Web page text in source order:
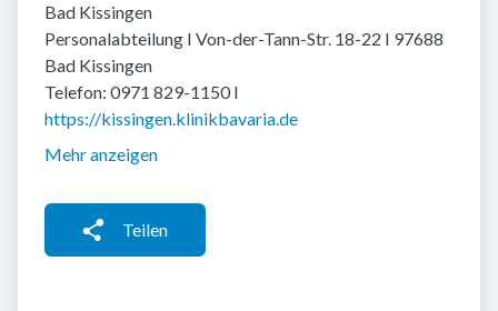
Bad Kissingen
Personalabteilung I Von-der-Tann-Str. 18-22 I 97688
Bad Kissingen
Telefon: 0971 829-1150 I
https://kissingen.klinikbavaria.de
Mehr anzeigen
Teilen